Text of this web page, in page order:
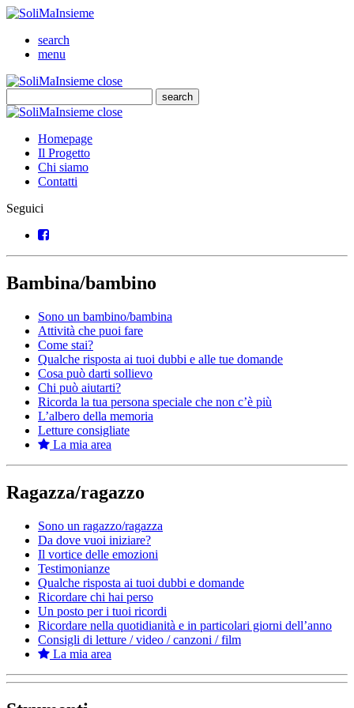
SoliMaInsieme
search
menu
SoliMaInsieme
closeClose
search
Cerca
SoliMaInsieme
closeClose
Homepage
Il Progetto
Chi siamo
Contatti
Seguici
Facebook
Bambina/bambino
Sono un bambino/bambina
Attività che puoi fare
Come stai?
Qualche risposta ai tuoi dubbi e alle tue domande
Cosa può darti sollievo
Chi può aiutarti?
Ricorda la tua persona speciale che non c’è più
L’albero della memoria
Letture consigliate
La mia area
Ragazza/ragazzo
Sono un ragazzo/ragazza
Da dove vuoi iniziare?
Il vortice delle emozioni
Testimonianze
Qualche risposta ai tuoi dubbi e domande
Ricordare chi hai perso
Un posto per i tuoi ricordi
Ricordare nella quotidianità e in particolari giorni dell’anno
Consigli di letture / video / canzoni / film
La mia area